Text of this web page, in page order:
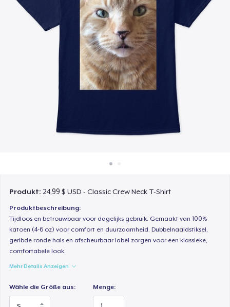
Überall verkaufen
Etwas verkaufen
Produkt: 24,99 $ USD - Classic Crew Neck T-Shirt
Produktbeschreibung:
Tijdloos en betrouwbaar voor dagelijks gebruik. Gemaakt van 100%
katoen (4-6 oz) voor comfort en duurzaamheid. Dubbelnaaldstiksel,
geribde ronde hals en afscheurbaar label zorgen voor een klassieke,
comfortabele look.
Mehr Details Anzeigen
Wähle die Größe aus: Menge: